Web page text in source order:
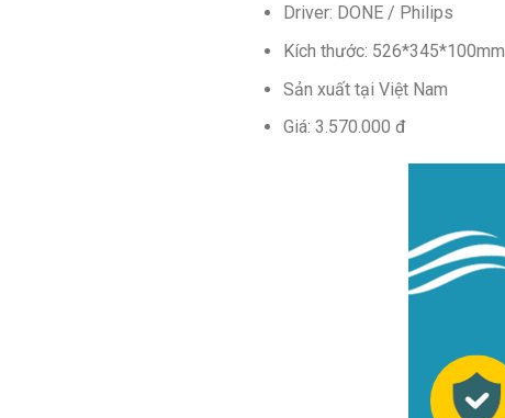
Driver: DONE / Philips
Kích thước: 526*345*100mm
Sản xuất tại Việt Nam
Giá: 3.570.000 đ